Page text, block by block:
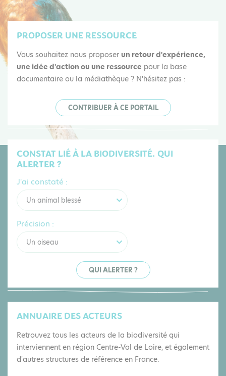
PROPOSER UNE RESSOURCE
Vous souhaitez nous proposer un retour d'expérience,
une idée d'action ou une ressource pour la base
documentaire ou la médiathèque ? N'hésitez pas :
CONTRIBUER À CE PORTAIL
CONSTAT LIÉ À LA BIODIVERSITÉ. QUI
ALERTER ?
J'ai constaté :
Un animal blessé
Précision :
Un oiseau
QUI ALERTER ?
ANNUAIRE DES ACTEURS
Retrouvez tous les acteurs de la biodiversité qui
interviennent en région Centre-Val de Loire, et également
d'autres structures de référence en France.